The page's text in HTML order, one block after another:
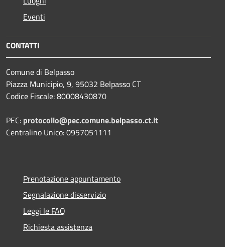
Eventi
CONTATTI
Comune di Belpasso
Piazza Municipio, 9, 95032 Belpasso CT
Codice Fiscale: 80008430870
PEC: protocollo@pec.comune.belpasso.ct.it
Centralino Unico: 0957051111
Prenotazione appuntamento
Segnalazione disservizio
Leggi le FAQ
Richiesta assistenza